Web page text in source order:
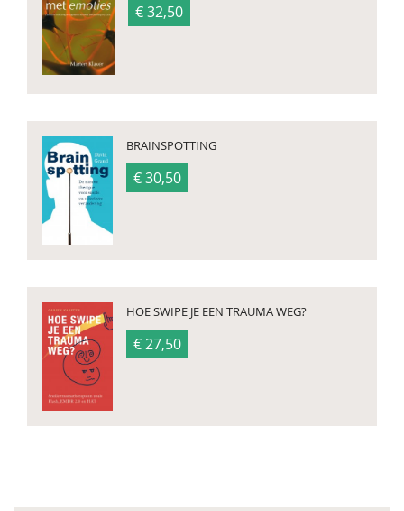
€ 32,50
BRAINSPOTTING
€ 30,50
HOE SWIPE JE EEN TRAUMA WEG?
€ 27,50